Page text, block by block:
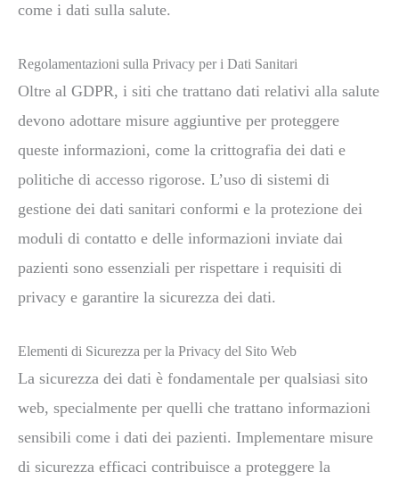
come i dati sulla salute.
Regolamentazioni sulla Privacy per i Dati Sanitari
Oltre al GDPR, i siti che trattano dati relativi alla salute
devono adottare misure aggiuntive per proteggere
queste informazioni, come la crittografia dei dati e
politiche di accesso rigorose. L’uso di sistemi di
gestione dei dati sanitari conformi e la protezione dei
moduli di contatto e delle informazioni inviate dai
pazienti sono essenziali per rispettare i requisiti di
privacy e garantire la sicurezza dei dati.
Elementi di Sicurezza per la Privacy del Sito Web
La sicurezza dei dati è fondamentale per qualsiasi sito
web, specialmente per quelli che trattano informazioni
sensibili come i dati dei pazienti. Implementare misure
di sicurezza efficaci contribuisce a proteggere la